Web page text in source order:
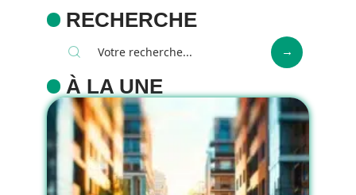
RECHERCHE
À LA UNE